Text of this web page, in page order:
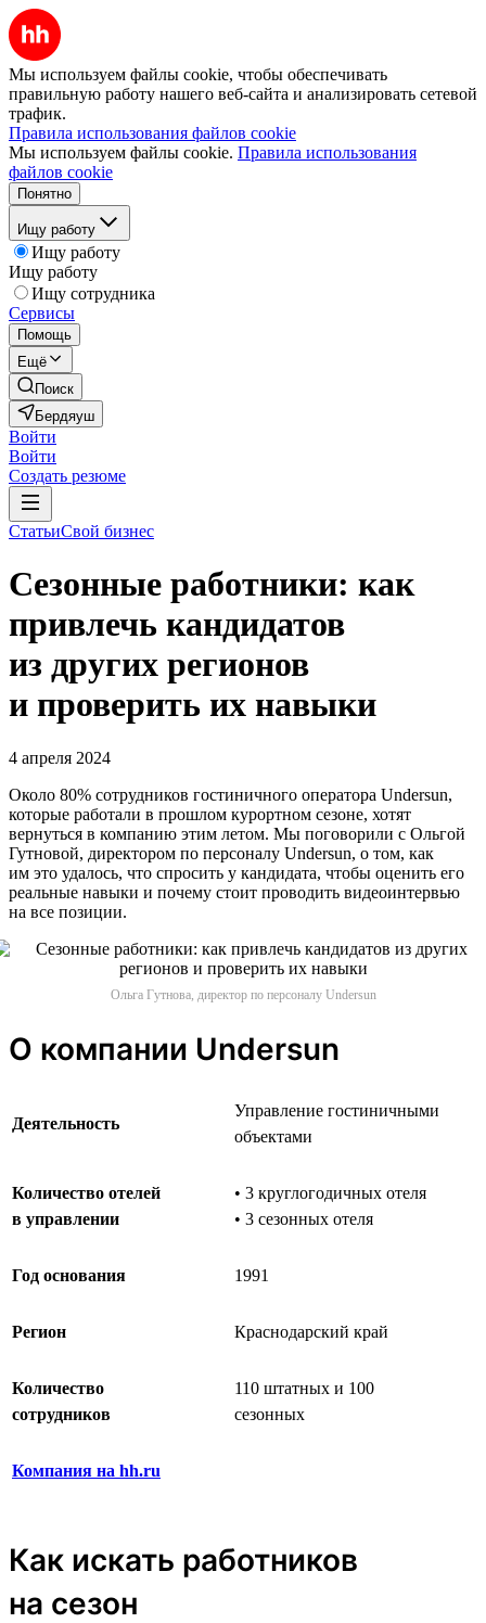
Мы используем файлы cookie, чтобы обеспечивать
правильную работу нашего веб-сайта и анализировать сетевой
трафик.
Правила использования файлов cookie
Мы используем файлы cookie. Правила использования
файлов cookie
Понятно
Ищу работу
Ищу работу
Ищу работу
Ищу сотрудника
Сервисы
Помощь
Ещё
Поиск
Бердяуш
Войти
Войти
Создать резюме
СтатьиСвой бизнес
Сезонные работники: как
привлечь кандидатов
из других регионов
и проверить их навыки
4 апреля 2024
Около 80% сотрудников гостиничного оператора Undersun,
которые работали в прошлом курортном сезоне, хотят
вернуться в компанию этим летом. Мы поговорили с Ольгой
Гутновой, директором по персоналу Undersun, о том, как
им это удалось, что спросить у кандидата, чтобы оценить его
реальные навыки и почему стоит проводить видеоинтервью
на все позиции.
Ольга Гутнова, директор по персоналу Undersun
О компании Undersun
Деятельность
Управление гостиничными
объектами
Количество отелей
в управлении
• 3 круглогодичных отеля
• 3 сезонных отеля
Год основания 1991
Регион Краснодарский край
Количество
сотрудников
110 штатных и 100
сезонных
Компания на hh.ru
Как искать работников
на сезон